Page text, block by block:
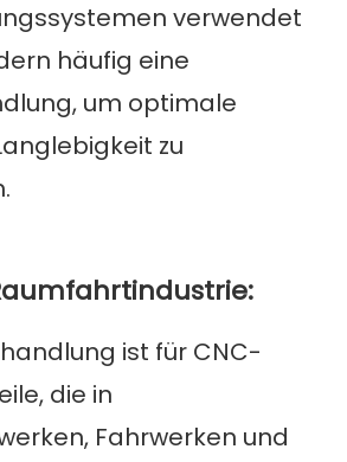
verwendet
häufig eine
um optimale
zu
ist für CNC-
die in
Fahrwerken und